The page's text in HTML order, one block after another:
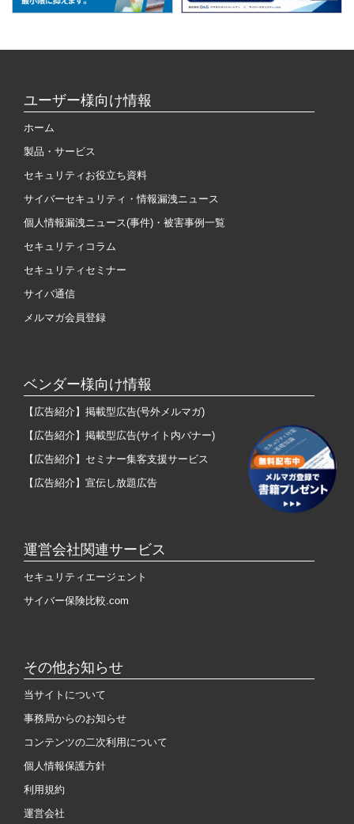
ユーザー様向け情報
ホーム
製品・サービス
セキュリティお役立ち資料
サイバーセキュリティ・情報漏洩ニュース
個人情報漏洩ニュース(事件)・被害事例一覧
セキュリティコラム
セキュリティセミナー
サイバ通信
メルマガ会員登録
ベンダー様向け情報
【広告紹介】掲載型広告(号外メルマガ)
【広告紹介】掲載型広告(サイト内バナー)
【広告紹介】セミナー集客支援サービス
【広告紹介】宣伝し放題広告
運営会社関連サービス
セキュリティエージェント
サイバー保険比較.com
その他お知らせ
当サイトについて
事務局からのお知らせ
コンテンツの二次利用について
個人情報保護方針
利用規約
運営会社